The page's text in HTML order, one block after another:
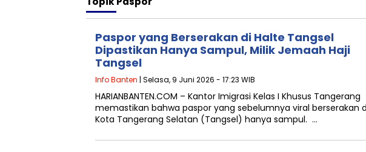
Paspor yang Berserakan di Halte Tangsel
Dipastikan Hanya Sampul, Milik Jemaah Haji
Tangsel
Info Banten | Selasa, 9 Juni 2026 - 17:23 WIB
HARIANBANTEN.COM – Kantor Imigrasi Kelas I Khusus Tangerang
memastikan bahwa paspor yang sebelumnya viral berserakan
Kota Tangerang Selatan (Tangsel) hanya sampul. …